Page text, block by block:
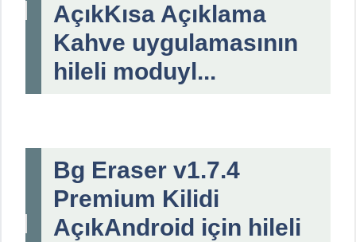
AçıkKısa Açıklama
Kahve uygulamasının
hileli moduyl...
Bg Eraser v1.7.4
Premium Kilidi
AçıkAndroid için hileli